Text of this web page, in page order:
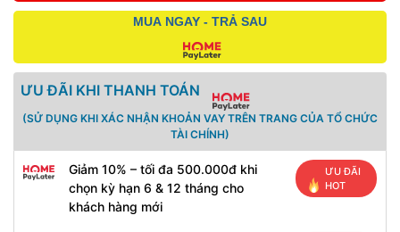
MUA NGAY - TRẢ SAU
ƯU ĐÃI KHI THANH TOÁN
(SỬ DỤNG KHI XÁC NHẬN KHOẢN VAY TRÊN TRANG CỦA TỔ CHỨC
TÀI CHÍNH)
Giảm 10% – tối đa 500.000đ khi
chọn kỳ hạn 6 & 12 tháng cho
khách hàng mới
ƯU ĐÃI
HOT